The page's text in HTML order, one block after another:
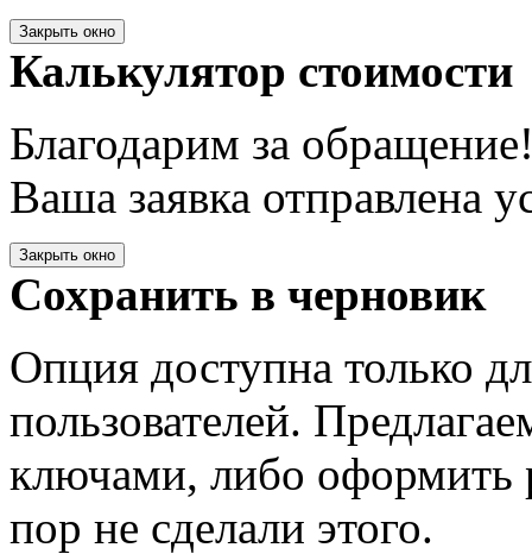
Закрыть окно
Калькулятор стоимости
Благодарим за
Ваша заявка отправлена
Закрыть окно
Сохранить в черновик
Опция доступна только
пользователей.
ключами, либо оформить
пор не сделали этого.